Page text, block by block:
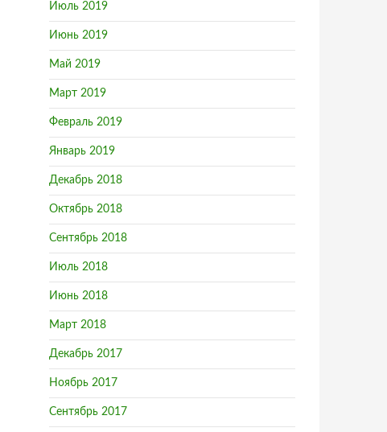
Июль 2019
Июнь 2019
Май 2019
Март 2019
Февраль 2019
Январь 2019
Декабрь 2018
Октябрь 2018
Сентябрь 2018
Июль 2018
Июнь 2018
Март 2018
Декабрь 2017
Ноябрь 2017
Сентябрь 2017